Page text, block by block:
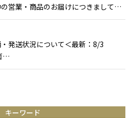
の営業・商品のお届けにつきまして…
発送状況について＜最新：8/3
…
キーワード